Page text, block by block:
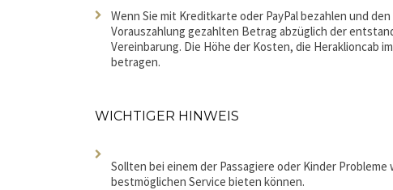
Wenn Sie mit Kreditkarte oder PayPal bezahlen und
Vorauszahlung gezahlten Betrag abzüglich der
Vereinbarung. Die Höhe der Kosten, die Heraklioncab
betragen.
WICHTIGER HINWEIS
Sollten bei einem der Passagiere oder Kinder
bestmöglichen Service bieten können.